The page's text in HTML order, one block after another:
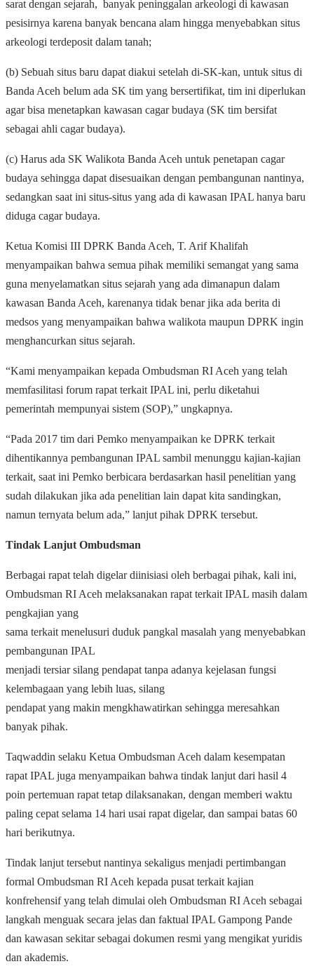
sarat dengan sejarah, banyak peninggalan arkeologi di kawasan
pesisirnya karena banyak bencana alam hingga menyebabkan situs
arkeologi terdeposit dalam tanah;
(b) Sebuah situs baru dapat diakui setelah di-SK-kan, untuk situs di
Banda Aceh belum ada SK tim yang bersertifikat, tim ini diperlukan
agar bisa menetapkan kawasan cagar budaya (SK tim bersifat
sebagai ahli cagar budaya).
(c) Harus ada SK Walikota Banda Aceh untuk penetapan cagar
budaya sehingga dapat disesuaikan dengan pembangunan nantinya,
sedangkan saat ini situs-situs yang ada di kawasan IPAL hanya baru
diduga cagar budaya.
Ketua Komisi III DPRK Banda Aceh, T. Arif Khalifah
menyampaikan bahwa semua pihak memiliki semangat yang sama
guna menyelamatkan situs sejarah yang ada dimanapun dalam
kawasan Banda Aceh, karenanya tidak benar jika ada berita di
medsos yang menyampaikan bahwa walikota maupun DPRK ingin
menghancurkan situs sejarah.
“Kami menyampaikan kepada Ombudsman RI Aceh yang telah
memfasilitasi forum rapat terkait IPAL ini, perlu diketahui
pemerintah mempunyai sistem (SOP),” ungkapnya.
“Pada 2017 tim dari Pemko menyampaikan ke DPRK terkait
dihentikannya pembangunan IPAL sambil menunggu kajian-kajian
terkait, saat ini Pemko berbicara berdasarkan hasil penelitian yang
sudah dilakukan jika ada penelitian lain dapat kita sandingkan,
namun ternyata belum ada,” lanjut pihak DPRK tersebut.
Tindak Lanjut Ombudsman
Berbagai rapat telah digelar diinisiasi oleh berbagai pihak, kali ini,
Ombudsman RI Aceh melaksanakan rapat terkait IPAL masih dalam
pengkajian yang
sama terkait menelusuri duduk pangkal masalah yang menyebabkan
pembangunan IPAL
menjadi tersiar silang pendapat tanpa adanya kejelasan fungsi
kelembagaan yang lebih luas, silang
pendapat yang makin mengkhawatirkan sehingga meresahkan
banyak pihak.
Taqwaddin selaku Ketua Ombudsman Aceh dalam kesempatan
rapat IPAL juga menyampaikan bahwa tindak lanjut dari hasil 4
poin pertemuan rapat tetap dilaksanakan, dengan memberi waktu
paling cepat selama 14 hari usai rapat digelar, dan sampai batas 60
hari berikutnya.
Tindak lanjut tersebut nantinya sekaligus menjadi pertimbangan
formal Ombudsman RI Aceh kepada pusat terkait kajian
konfrehensif yang telah dimulai oleh Ombudsman RI Aceh sebagai
langkah menguak secara jelas dan faktual IPAL Gampong Pande
dan kawasan sekitar sebagai dokumen resmi yang mengikat yuridis
dan akademis.